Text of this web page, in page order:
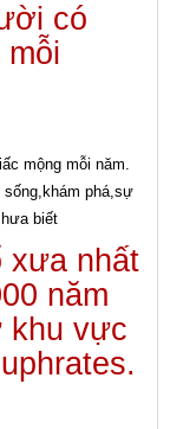
có
mỗi
xưa nhất
năm
khu vực